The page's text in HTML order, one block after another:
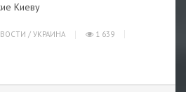
Киеву
/ УКРАИНА
1 639